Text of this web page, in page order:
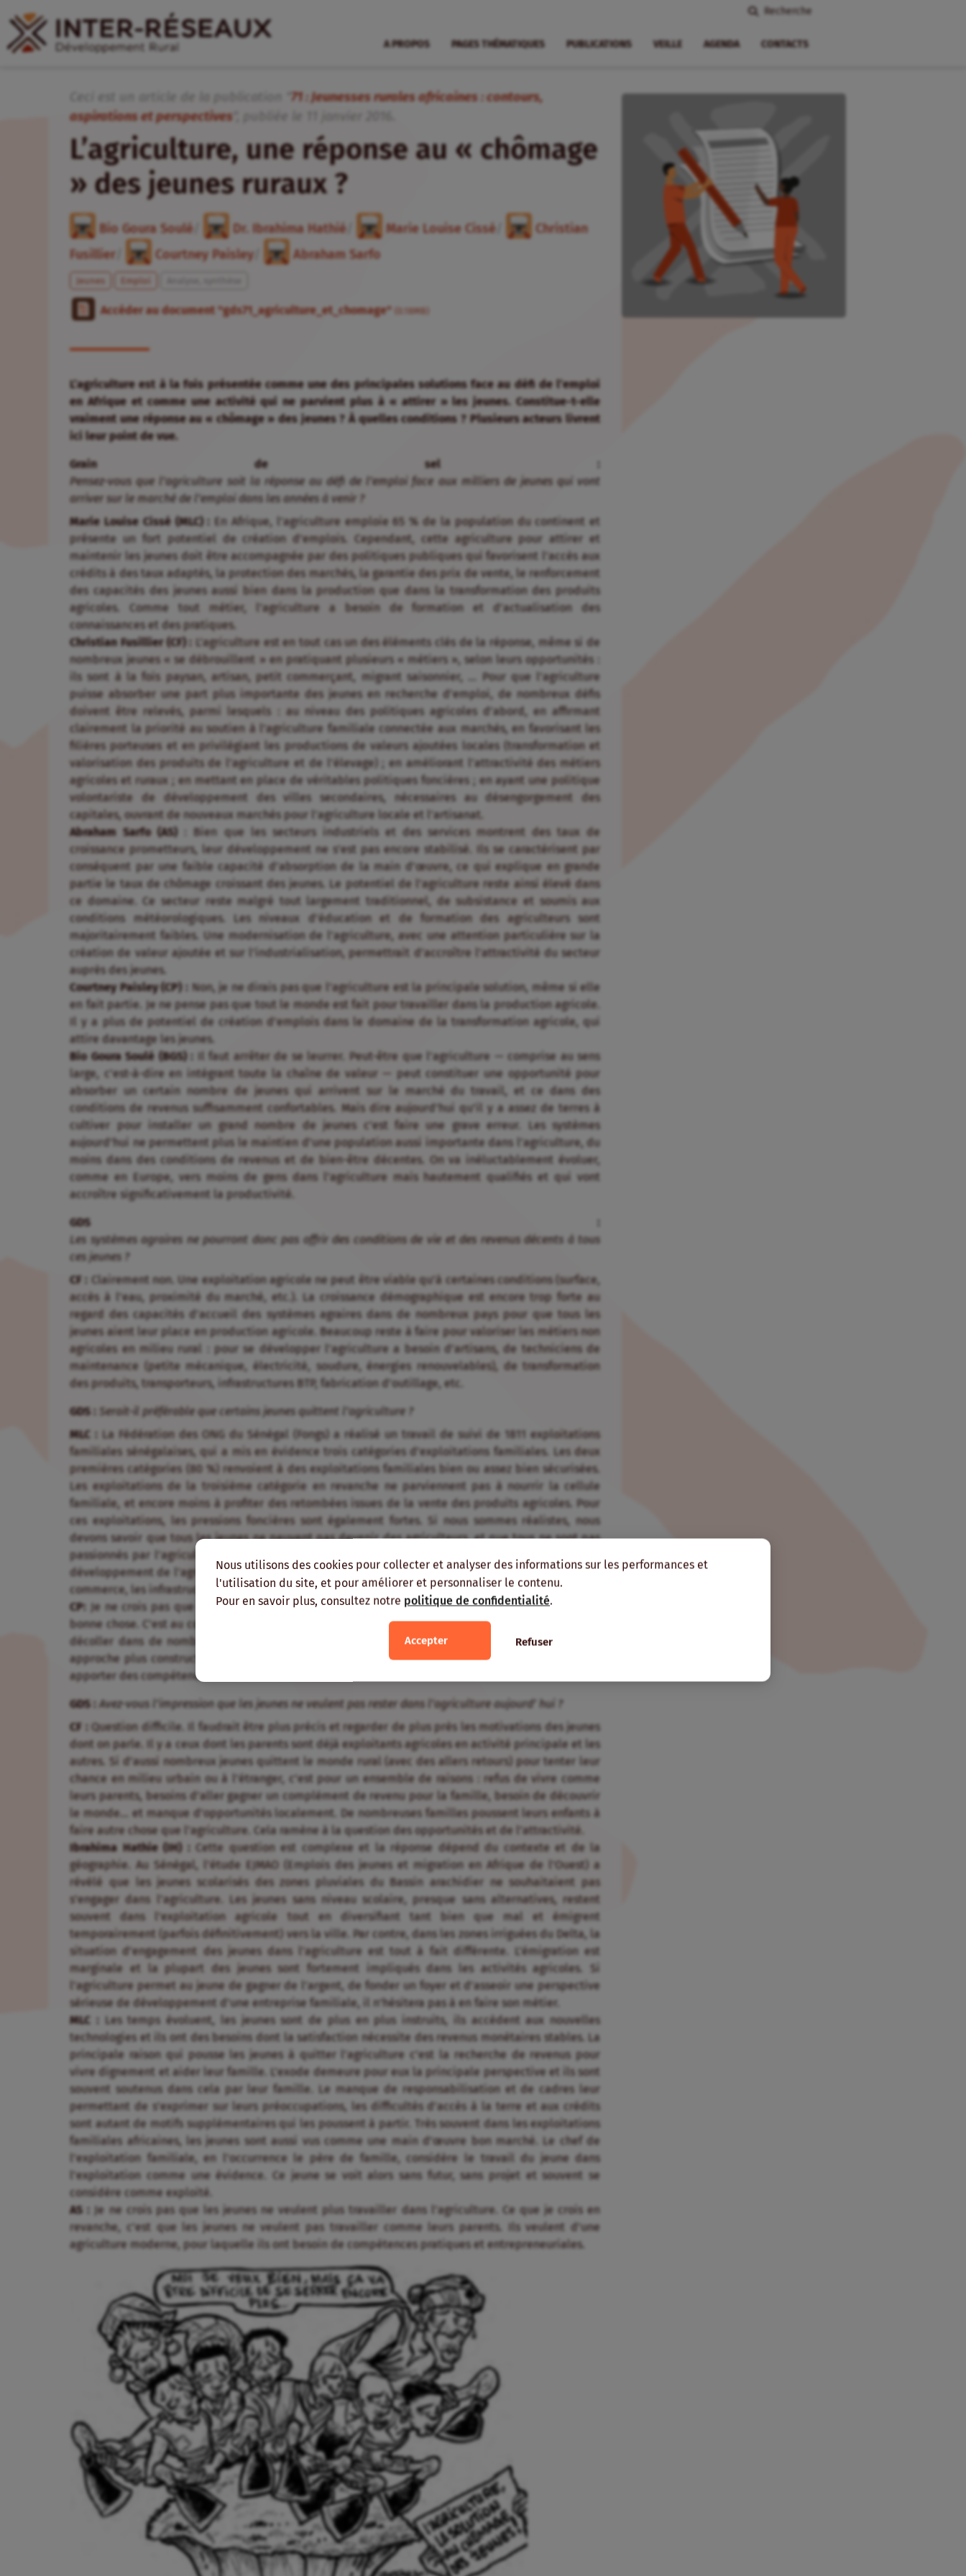
Nous utilisons des cookies pour collecter et analyser des informations sur les performances et
l'utilisation du site, et pour améliorer et personnaliser le contenu.
Pour en savoir plus, consultez notre politique de confidentialité.
Accepter Refuser
Recherche
A PROPOS PAGES THÉMATIQUES PUBLICATIONS VEILLE AGENDA CONTACTS
71 : Jeunesses rurales africaines : contours,
aspirations et perspectives
L’agriculture, une réponse au « chômage
» des jeunes ruraux ?
Bio Goura Soulé Dr. Ibrahima Hathié Marie Louise Cissé
Christian
Fusillier
Courtney Paisley Abraham Sarfo
Jeunes Emploi
Accéder au document "gds71_agriculture_et_chomage" (0.18MB)
L’agriculture est à la fois présentée comme une des principales solutions face au défi de l’emploi
en Afrique et comme une activité qui ne parvient plus à « attirer » les jeunes. Constitue-t-elle
vraiment une réponse au « chômage » des jeunes ? À quelles conditions ? Plusieurs acteurs livrent
ici leur point de vue.
Grain de sel :
Pensez-vous que l’agriculture soit la réponse au défi de l’emploi face aux milliers de jeunes qui vont
arriver sur le marché de l’emploi dans les années à venir ?
Marie Louise Cissé (MLC) :
En Afrique, l’agriculture emploie 65 % de la population du continent et
présente un fort potentiel de création d’emplois. Cependant, cette agriculture pour attirer et
maintenir les jeunes doit être accompagnée par des politiques publiques qui favorisent l’accès aux
crédits à des taux adaptés, la protection des marchés, la garantie des prix de vente, le renforcement
des capacités des jeunes aussi bien dans la production que dans la transformation des produits
agricoles. Comme tout métier, l’agriculture a besoin de formation et d’actualisation des
connaissances et des pratiques.
Christian Fusillier (CF) : L’agriculture est en tout cas un des éléments clés de la réponse, même si de
nombreux jeunes « se débrouillent » en pratiquant plusieurs « métiers », selon leurs opportunités :
ils sont à la fois paysan, artisan, petit commerçant, migrant saisonnier, … Pour que l’agriculture
puisse absorber une part plus importante des jeunes en recherche d’emploi, de nombreux défis
doivent être relevés, parmi lesquels : au niveau des politiques agricoles d’abord, en affirmant
clairement la priorité au soutien à l’agriculture familiale connectée aux marchés, en favorisant les
filières porteuses et en privilégiant les productions de valeurs ajoutées locales (transformation et
valorisation des produits de l’agriculture et de l’élevage) ; en améliorant l’attractivité des métiers
agricoles et ruraux ; en mettant en place de véritables politiques foncières ; en ayant une politique
volontariste de développement des villes secondaires, nécessaires au désengorgement des
capitales, ouvrant de nouveaux marchés pour l’agriculture locale et l’artisanat.
Abraham Sarfo (AS) : Bien que les secteurs industriels et des services montrent des taux de
croissance prometteurs, leur développement ne s’est pas encore stabilisé. Ils se caractérisent par
conséquent par une faible capacité d’absorption de la main d’œuvre, ce qui explique en grande
partie le taux de chômage croissant des jeunes. Le potentiel de l’agriculture reste ainsi élevé dans
ce domaine. Ce secteur reste malgré tout largement traditionnel, de subsistance et soumis aux
conditions météorologiques. Les niveaux d’éducation et de formation des agriculteurs sont
majoritairement faibles. Une modernisation de l’agriculture, avec une attention particulière sur la
création de valeur ajoutée et sur l’industrialisation, permettrait d’accroître l’attractivité du secteur
auprès des jeunes.
Courtney Paisley (CP) :
Non, je ne dirais pas que l’agriculture est la principale solution, même si elle
en fait partie. Je ne pense pas que tout le monde est fait pour travailler dans la production agricole.
Il y a plus de potentiel de création d’emplois dans le domaine de la transformation agricole, qui
attire davantage les jeunes.
Bio Goura Soulé (BGS) :
Il faut arrêter de se leurrer. Peut-être que l’agriculture — comprise au sens
large, c’est-à-dire en intégrant toute la chaîne de valeur — peut constituer une opportunité pour
absorber un certain nombre de jeunes qui arrivent sur le marché du travail, et ce dans des
conditions de revenus suffisamment confortables. Mais dire aujourd’hui qu’il y a assez de terres à
cultiver pour installer un grand nombre de jeunes c’est faire une grave erreur. Les systèmes
aujourd’hui ne permettent plus le maintien d’une population aussi importante dans l’agriculture, du
moins dans des conditions de revenus et de bien-être décentes. On va inéluctablement évoluer,
comme en Europe, vers moins de gens dans l’agriculture mais hautement qualifiés et qui vont
accroître significativement la productivité.
GDS :
Les systèmes agraires ne pourront donc pas offrir des conditions de vie et des revenus décents à tous
ces jeunes ?
CF :
Clairement non. Une exploitation agricole ne peut être viable qu’à certaines conditions (surface,
accès à l’eau, proximité du marché, etc.). La croissance démographique est encore trop forte au
regard des capacités d’accueil des systèmes agraires dans de nombreux pays pour que tous les
jeunes aient leur place en production agricole. Beaucoup reste à faire pour valoriser les métiers non
agricoles en milieu rural : pour se développer l’agriculture a besoin d’artisans, de techniciens de
maintenance (petite mécanique, électricité, soudure, énergies renouvelables), de transformation
des produits, transporteurs, infrastructures BTP, fabrication d’outillage, etc.
GDS :
Serait-il préférable que certains jeunes quittent l’agriculture ?
MLC : La Fédération des ONG du Sénégal (Fongs) a réalisé un travail de suivi de 1811 exploitations
familiales sénégalaises, qui a mis en évidence trois catégories d’exploitations familiales. Les deux
premières catégories (80 %) renvoient à des exploitations familiales bien ou assez bien sécurisées.
Les exploitations de la troisième catégorie en revanche ne parviennent pas à nourrir la cellule
familiale, et encore moins à profiter des retombées issues de la vente des produits agricoles. Pour
ces exploitations, les pressions foncières sont également fortes. Si nous sommes réalistes, nous
devons savoir que tous les jeunes ne peuvent pas devenir des agriculteurs, et que tous ne sont pas
passionnés par l’agriculture. Mais les jeunes peuvent travailler dans des domaines stimulés par le
développement de l’agriculture : les industries de transformation, la vente de matériels agricoles, le
commerce, les infrastructures en milieu rural, etc.
CP: Je ne crois pas que maintenir dans l’agriculture des personnes qui n’en ont pas envie soit une
bonne chose. C’est au contraire une des raisons pour lesquelles le secteur agricole a des difficultés à
décoller dans de nombreux pays : parce que les jeunes qui s’y trouvent n’en ont pas envie. Une
approche plus constructive serait de les aider à développer davantage leur entreprise ou de leur
apporter des compétences dans d’autres domaines.
GDS : Avez-vous l’impression que les jeunes ne veulent pas rester dans l’agriculture aujourd’ hui ?
CF : Question difficile. Il faudrait être plus précis et regarder de plus près les motivations des jeunes
dont on parle. Il y a ceux dont les parents sont déjà exploitants agricoles en activité principale et les
autres. Si d’aussi nombreux jeunes quittent le monde rural (avec des allers retours) pour tenter leur
chance en milieu urbain ou à l’étranger, c’est pour un ensemble de raisons : refus de vivre comme
leurs parents, besoins d’aller gagner un complément de revenu pour la famille, besoin de découvrir
le monde… et manque d’opportunités localement. De nombreuses familles poussent leurs enfants à
faire autre chose que l’agriculture. Cela ramène à la question des opportunités et de l’attractivité.
Ibrahima Hathie (IH) :
Cette question est complexe et la réponse dépend du contexte et de la
géographie. Au Sénégal, l’étude EJMAO (Emplois des jeunes et migration en Afrique de l’Ouest) a
révélé que les jeunes scolarisés des zones pluviales du Bassin arachidier ne souhaitaient pas
s’engager dans l’agriculture. Les jeunes sans niveau scolaire, presque sans alternatives, restent
souvent dans l’exploitation agricole tout en diversifiant tant bien que mal et émigrent
temporairement (parfois définitivement) vers la ville. Par contre, dans les zones irriguées du Delta, la
situation d’engagement des jeunes dans l’agriculture est tout à fait différente. L’émigration est
marginale et la plupart des jeunes sont fortement impliqués dans les activités agricoles. Si
l’agriculture permet au jeune de gagner de l’argent, de fonder un foyer et d’asseoir une perspective
sérieuse de développement d’une entreprise familiale, il n’hésitera pas à en faire son métier.
MLC :
Les temps évoluent, les jeunes sont de plus en plus instruits, ils accèdent aux nouvelles
technologies et ils ont des besoins dont la satisfaction nécessite des revenus monétaires stables. La
principale raison qui pousse les jeunes à quitter l’agriculture c’est la recherche de revenus pour
vivre dignement et aider leur famille. L’exode demeure pour eux la principale perspective et ils sont
souvent soutenus dans cela par leur famille. Le manque de responsabilisation et de cadres leur
permettant de s’exprimer sur leurs préoccupations, les difficultés d’accès à la terre et aux crédits
sont autant de motifs supplémentaires qui les poussent à partir. Très souvent dans les exploitations
familiales africaines, les jeunes sont aussi vus comme une main d’œuvre bon marché. Le chef de
l’exploitation familiale, en l’occurrence le père de famille, considère le travail du jeune dans
l’exploitation comme une évidence. Ce jeune se voit alors sans futur, sans projet et souvent se
considère comme exploité.
AS :
Je ne crois pas que les jeunes ne veulent plus travailler dans l’agriculture. Ce que je crois en
revanche, c’est que les jeunes ne veulent pas travailler comme leurs parents. Ils veulent d’une
agriculture moderne, pour laquelle ils ont besoin de compétences pratiques et entrepreneuriales.